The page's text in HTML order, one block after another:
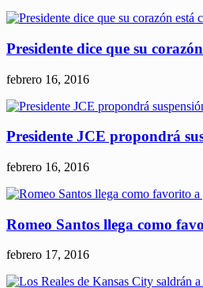
Presidente dice que su
febrero 16, 2016
Presidente JCE propondrá
febrero 16, 2016
Romeo Santos llega como
febrero 17, 2016